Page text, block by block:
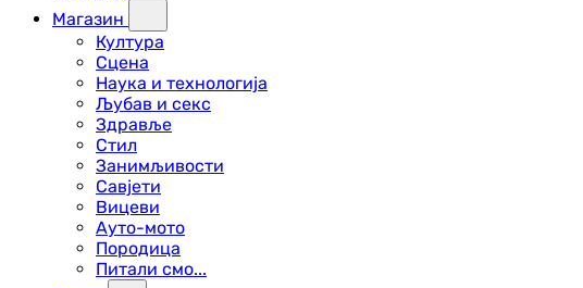
Магазин
Култура
Сцена
Наука и технологија
Љубав и секс
Здравље
Стил
Занимљивости
Савјети
Вицеви
Ауто-мото
Породица
Питали смо...